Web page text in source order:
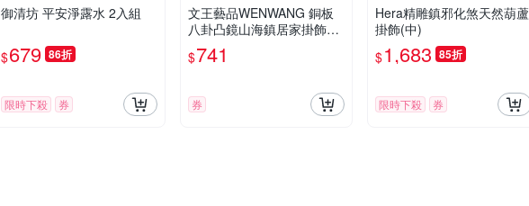
御清坊 平安淨露水 2入組
$679 86折
限時下殺 券
文王藝品WENWANG 銅板
八卦凸鏡山海鎮居家掛飾7
吋長方形1組
$741
券
Hera精雕鎮邪化煞天然葫蘆
掛飾(中)
$1,683 85折
限時下殺 券